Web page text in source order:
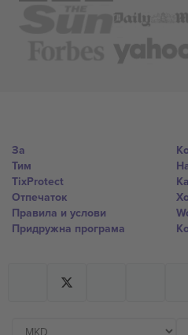
За
Тим
TixProtect
Отпечаток
Правила и услови
Придружна програма